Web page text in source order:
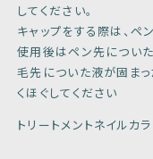
してください。
キャップをする際は、ペ
使用後はペン先についた
毛先についた液が固まっ
くほぐしてください
トリートメントネイル